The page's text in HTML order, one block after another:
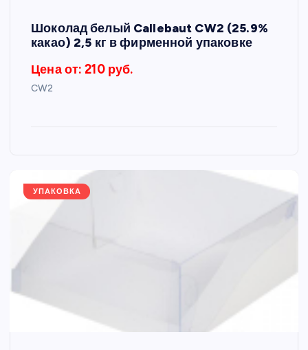
Шоколад белый Callebaut CW2 (25.9%
какао) 2,5 кг в фирменной упаковке
Цена от: 210 руб.
CW2
УПАКОВКА